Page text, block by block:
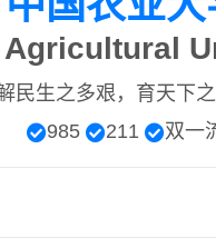
Agricultural
民生之多艰，育天下
985
211 双一